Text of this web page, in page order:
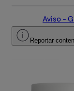
Aviso –
Reportar